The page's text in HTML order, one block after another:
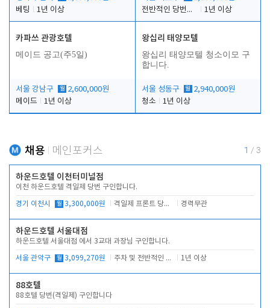
베팅
1년 이상
전반적인 당번업무
1년 이상
카파쓰 관광호텔
메이드 공고(주5일)
서울 강남구 월 2,600,000원
메이드
1년 이상
왕십리 태양모텔
왕십리 태양모텔 청소이모 구
합니다.
서울 성동구 월 2,940,000원
청소
1년 이상
채용 메인포커스 1 / 3
하운드호텔 이천터미널점
이천 하운드호텔 격일제 당번 구인합니다.
경기 이천시 월 3,300,000원 격일제 프론트 당번 업무로 주차 및 객실 점검 경력무관
하운드호텔 서울대점
하운드호텔 서울대점 에서 3교대 과장님 구인합니다.
서울 관악구 월 3,099,270원 주차 및 전반적인 당번업무 1년 이상
88호텔
88호텔 당번(격일제) 구인합니다